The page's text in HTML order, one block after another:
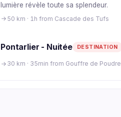
lumière révèle toute sa splendeur.
50 km · 1h from Cascade des Tufs
Pontarlier - Nuitée DESTINATION
30 km · 35min from Gouffre de